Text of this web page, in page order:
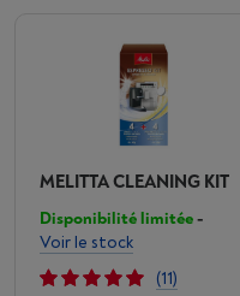
MELITTA CLEANING KIT
Disponibilité limitée-
Voir le stock
(11)